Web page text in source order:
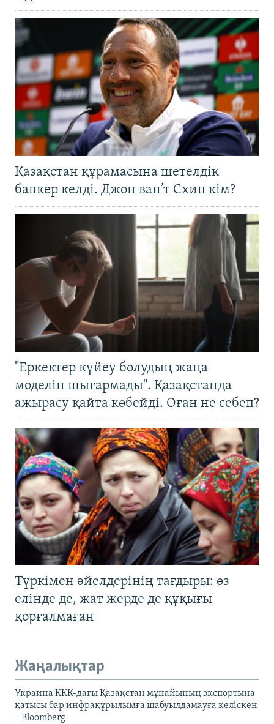
Қазақстан құрамасына шетелдік
бапкер келді. Джон ван’т Схип кім?
"Еркектер күйеу болудың жаңа
моделін шығармады". Қазақстанда
ажырасу қайта көбейді. Оған не себеп?
Түркімен әйелдерінің тағдыры: өз
елінде де, жат жерде де құқығы
қорғалмаған
Жаңалықтар
Украина КҚК-дағы Қазақстан мұнайының экспортына
қатысы бар инфрақұрылымға шабуылдамауға келіскен
– Bloomberg